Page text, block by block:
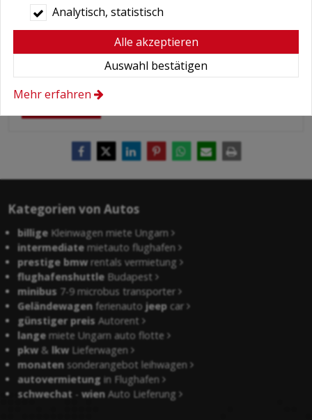
Bedingungen*
Hiermit autorisiere ich die Behandlung
meiner persönlichen Daten.
Hier finden Sie:Datenschutzerklärung
Kategorien von Autos
billige Kleinwagen miete Ungarn
intermediate mietauto flughafen
prestige bmwrentals vermietung
flughafenshuttle Budapest
minibus 7-9 microbus transporter
Geländewagen ferienautojeep car
günstiger preis Autorent
lange miete Ungarn auto flotte
pkw&lkwLieferwagen
monaten sonderangebot leihwagen
autovermietung in Flughafen
schwechat -wien Auto Lieferung
Analytisch, statistisch
Alle akzeptieren
Auswahl bestätigen
Mehr erfahren